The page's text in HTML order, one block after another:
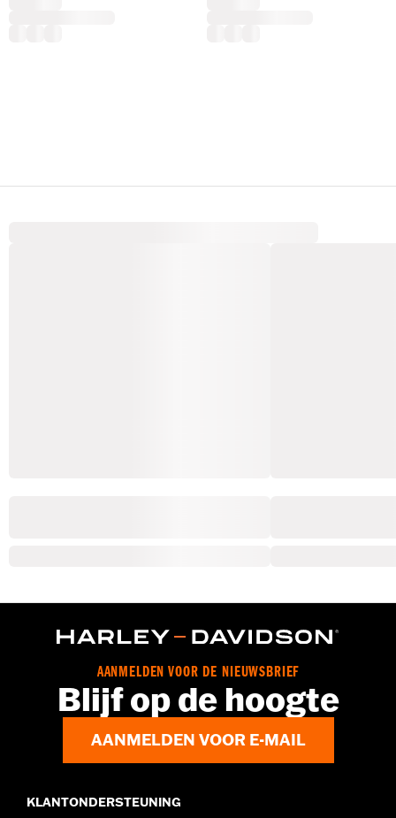
AANMELDEN VOOR DE NIEUWSBRIEF
Blijf op de hoogte
AANMELDEN VOOR E-MAIL
KLANTONDERSTEUNING